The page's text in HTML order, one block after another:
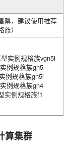
罄，建议使用推荐
族）
实例规格族vgn5i
例规格族gn5
例规格族gn5i
例规格族gn4
实例规格族f1
算集群